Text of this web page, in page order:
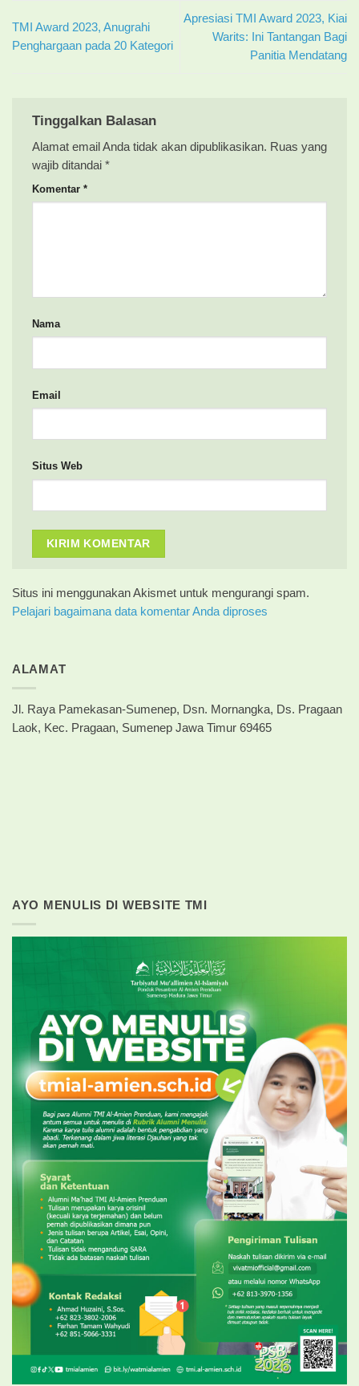
TMI Award 2023, Anugrahi
Penghargaan pada 20 Kategori
Apresiasi TMI Award 2023, Kiai
Warits: Ini Tantangan Bagi
Panitia Mendatang
Tinggalkan Balasan
Alamat email Anda tidak akan dipublikasikan. Ruas yang
wajib ditandai *
Komentar *
Nama
Email
Situs Web
Situs ini menggunakan Akismet untuk mengurangi spam.
Pelajari bagaimana data komentar Anda diproses
ALAMAT
Jl. Raya Pamekasan-Sumenep, Dsn. Mornangka, Ds. Pragaan
Laok, Kec. Pragaan, Sumenep Jawa Timur 69465
AYO MENULIS DI WEBSITE TMI